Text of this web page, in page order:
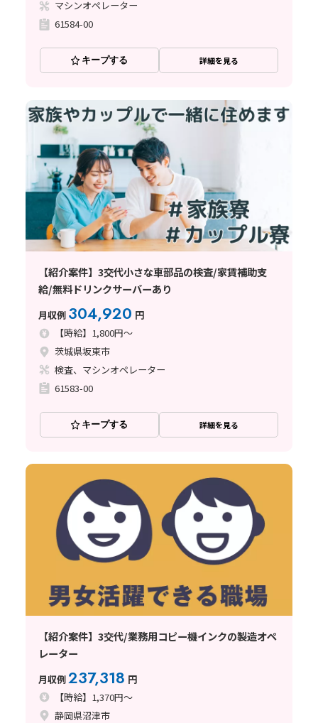
マシンオペレーター
61584-00
キープする 詳細を見る
【紹介案件】3交代小さな車部品の検査/家賃補助支
給/無料ドリンクサーバーあり
月収例 304,920 円
【時給】1,800円～
茨城県坂東市
検査、マシンオペレーター
61583-00
キープする 詳細を見る
【紹介案件】3交代/業務用コピー機インクの製造オペ
レーター
月収例237,318 円
【時給】1,370円～
静岡県沼津市